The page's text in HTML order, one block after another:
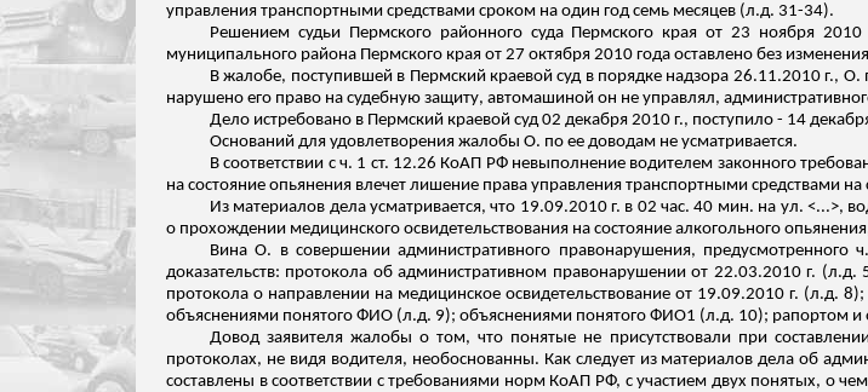
управления транспортными средствами сроком на один год семь месяцев (л.д. 31-34).
Решением судьи Пермского районного суда Пермского края от 23 ноября
муниципального района Пермского края от 27 октября 2010 года оставлено без
В жалобе, поступившей в Пермский краевой суд в порядке надзора 26.11.2010 г., О.
нарушено его право на судебную защиту, автомашиной он не управлял,
Дело истребовано в Пермский краевой суд 02 декабря 2010 г., поступило - 14
Оснований для удовлетворения жалобы О. по ее доводам не усматривается.
В соответствии с ч. 1 ст. 12.26 КоАП РФ невыполнение водителем законного
на состояние опьянения влечет лишение права управления транспортными средствами на
Из материалов дела усматривается, что 19.09.2010 г. в 02 час. 40 мин. на ул. <...>,
о прохождении медицинского освидетельствования на состояние алкогольного
Вина О. в совершении административного правонарушения,
доказательств: протокола об административном правонарушении от 22.03.2010 г. (л.д.
протокола о направлении на медицинское освидетельствование от 19.09.2010 г. (л.д. 8);
объяснениями понятого ФИО (л.д. 9); объяснениями понятого ФИО1 (л.д. 10); рапортом
Довод заявителя жалобы о том, что понятые не присутствовали при
протоколах, не видя водителя, необоснованны. Как следует из материалов дела об
составлены в соответствии с требованиями норм КоАП РФ, с участием двух понятых, о